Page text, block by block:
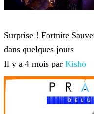
Surprise ! Fortnite
dans quelques jours
Il y a 4 mois par Kisho